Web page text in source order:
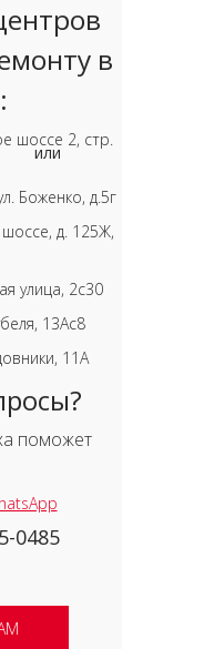
в
шоссе 2, стр.
Боженко, д.5г
д. 125Ж,
улица, 2с30
13Ас8
11А
поможет
0485
или